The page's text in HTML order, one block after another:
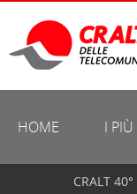
HOME I PIÙ
CRALT 40°